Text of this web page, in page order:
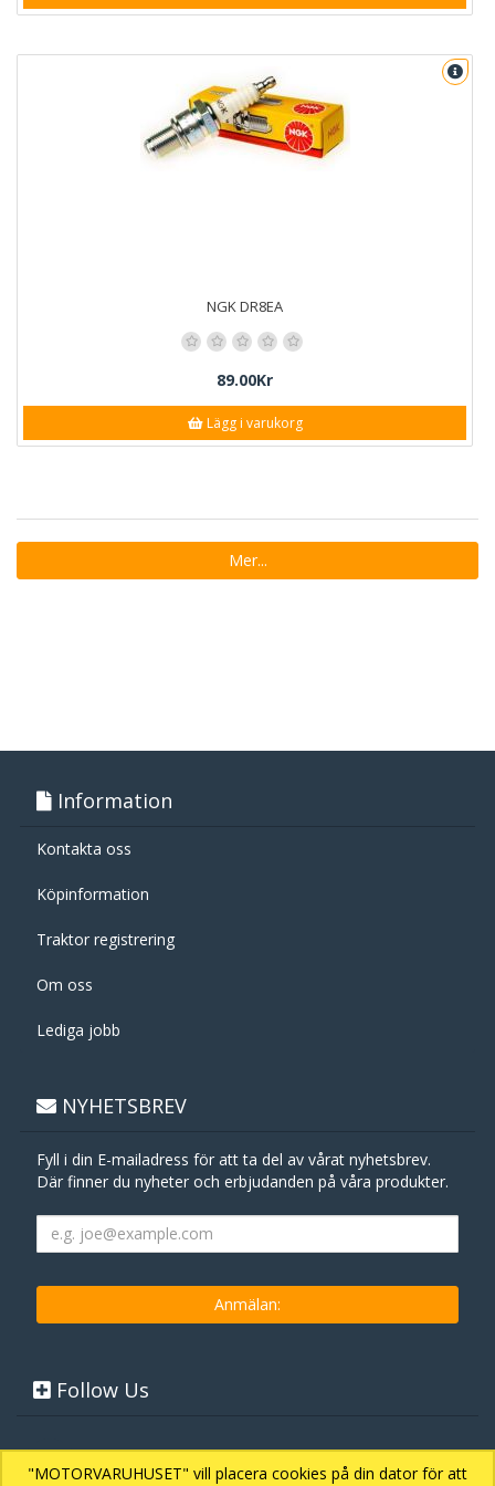
"MOTORVARUHUSET" vill placera cookies på din dator för att
NGK DR8EA
89.00Kr
Lägg i varukorg
Mer...
Information
Kontakta oss
Köpinformation
Traktor registrering
Om oss
Lediga jobb
NYHETSBREV
Fyll i din E-mailadress för att ta del av vårat nyhetsbrev.
Där finner du nyheter och erbjudanden på våra produkter.
Follow Us